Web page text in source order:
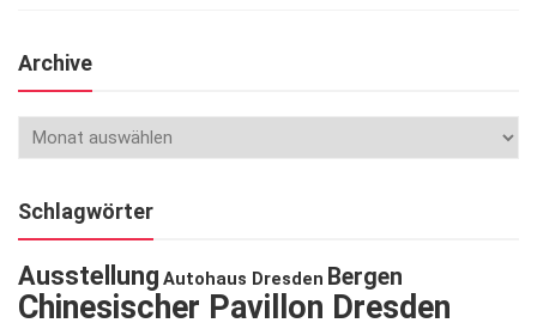
Archive
Schlagwörter
Ausstellung Autohaus Dresden Bergen
Chinesischer Pavillon Dresden